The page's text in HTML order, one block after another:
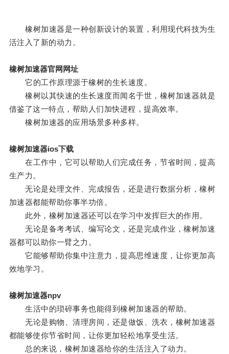
橡树加速器是一种创新设计的装置，利用现代科技为生
活注入了新的动力。
橡树加速器官网网址
它的工作原理源于橡树的生长速度。
橡树以其快速的生长速度而闻名于世，橡树加速器就是
借鉴了这一特点，帮助人们加快进程，提高效率。
橡树加速器的应用场景多种多样。
橡树加速器ios下载
在工作中，它可以帮助人们完成任务，节省时间，提高
生产力。
无论是处理文件、完成报告，还是进行数据分析，橡树
加速器都能帮助你事半功倍。
此外，橡树加速器还可以在学习中发挥巨大的作用。
无论是备考考试、编写论文，还是完成作业，橡树加速
器都可以助你一臂之力。
它能够帮助你集中注意力，提高思维速度，让你更加高
效地学习。
橡树加速器npv
生活中的琐碎事务也能得到橡树加速器的帮助。
无论是购物、清理房间，还是做饭、洗衣，橡树加速器
都能够使你节省时间，让你更加轻松地享受生活。
总的来说，橡树加速器给你的生活注入了动力。